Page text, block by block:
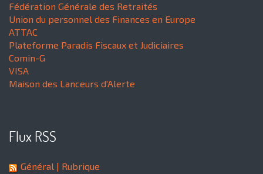
Fédération Générale des Retraités
Union du personnel des Finances en Europe
ATTAC
Plateforme Paradis Fiscaux et Judiciaires
Comin-G
VISA
Maison des Lanceurs d'Alerte
Flux RSS
Général | Rubrique